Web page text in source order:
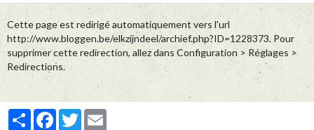
Result. clubs, Provincial, (Inter)National
RFCB / KBDB
Cette page est redirigé automatiquement vers l'url
http://www.bloggen.be/elkzijndeel/archief.php?ID=1228373. Pour
supprimer cette redirection, allez dans Configuration > Réglages >
Redirections.
PartagerFacebook
Twitter